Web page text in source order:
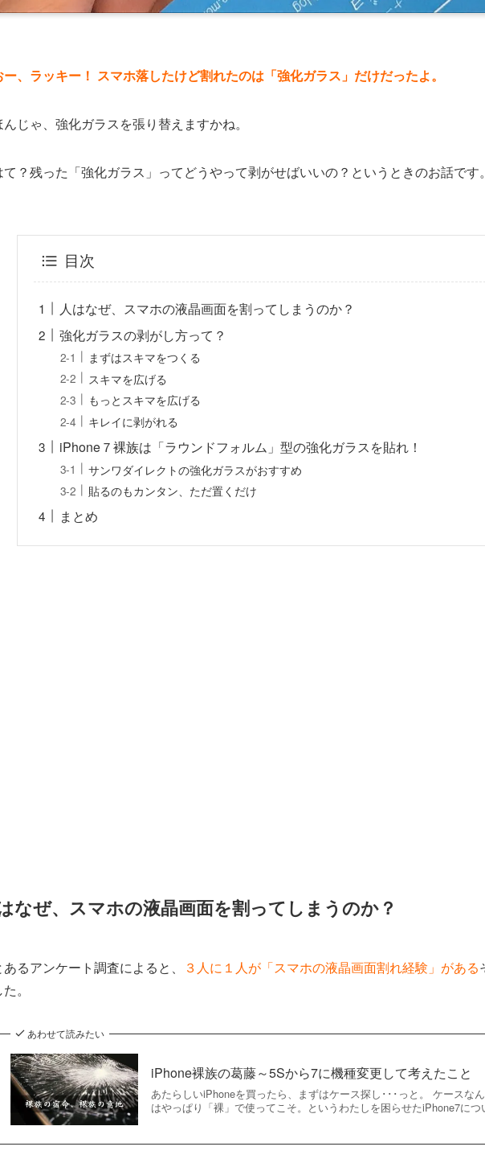
ー、ラッキー！ スマホ落したけど割れたのは「強化ガラス」だけだったよ。
んじゃ、強化ガラスを張り替えますかね。
て？残った「強化ガラス」ってどうやって剥がせばいいの？というときのお話です。
目次
人はなぜ、スマホの液晶画面を割ってしまうのか？
強化ガラスの剥がし方って？
まずはスキマをつくる
スキマを広げる
もっとスキマを広げる
キレイに剥がれる
iPhone７裸族は「ラウンドフォルム」型の強化ガラスを貼れ！
サンワダイレクトの強化ガラスがおすすめ
貼るのもカンタン、ただ置くだけ
まとめ
なぜ、スマホの液晶画面を割ってしまうのか？
あるアンケート調査によると、 ３人に１人が「スマホの液晶画面割れ経験」がある
。
あわせて読みたい
iPhone裸族の葛藤～5Sから7に機種変更して考えたこと
あたらしいiPhoneを買ったら、まずはケース探し･･･っと。 ケースな
はやっぱり「裸」で使ってこそ。というわたしを困らせたiPhone7につ